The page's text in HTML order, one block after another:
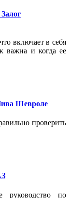
включает в себя
важна и когда ее
Шевроле
проверить
руководство по